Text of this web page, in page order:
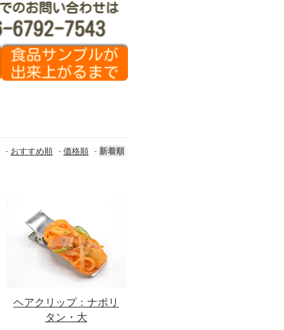
- おすすめ順 -価格順 -新着順
ヘアクリップ：ナポリ
タン・大